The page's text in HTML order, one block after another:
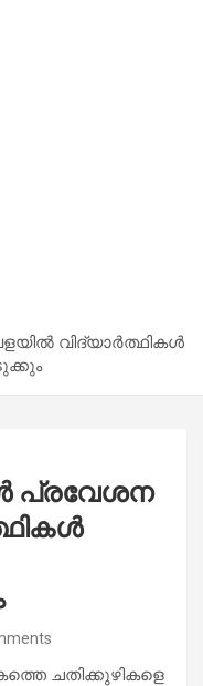
വിദ്യാർത്ഥികൾ
പ്രവേശന
ചതിക്കുഴികളെ